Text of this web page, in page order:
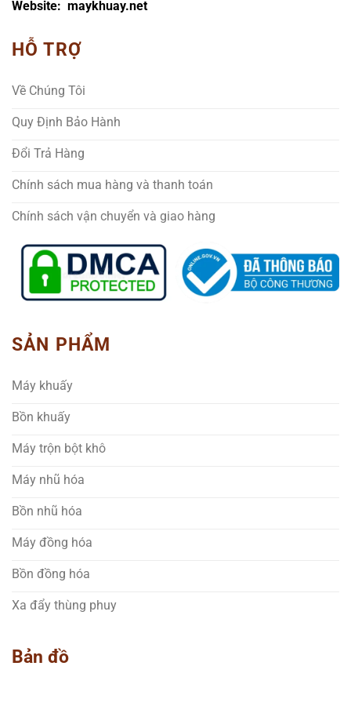
Website: maykhuay.net
HỖ TRỢ
Về Chúng Tôi
Quy Định Bảo Hành
Đổi Trả Hàng
Chính sách mua hàng và thanh toán
Chính sách vận chuyển và giao hàng
SẢN PHẨM
Máy khuấy
Bồn khuấy
Máy trộn bột khô
Máy nhũ hóa
Bồn nhũ hóa
Máy đồng hóa
Bồn đồng hóa
Xa đẩy thùng phuy
Bản đồ